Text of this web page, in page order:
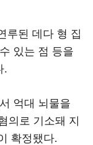
루된 데다 형 집
있는 점 등을
.
억대 뇌물을
의로 기소돼 지
확정됐다.